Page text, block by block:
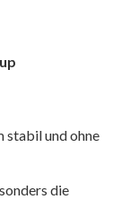
und ohne
die